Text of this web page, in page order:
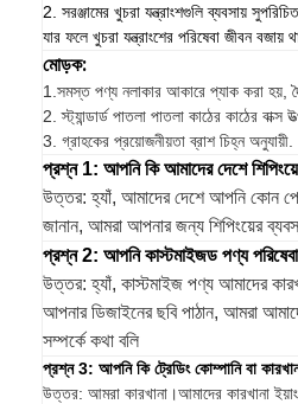
2. সরঞ্জামের খুচরা যন্ত্রাংশগুলি ব্যবসায়
যার ফলে খুচরা যন্ত্রাংশের পরিষেবা জীবন বজায়
মোড়ক:
1.সমস্ত পণ্য নলাকার আকারে প্যাক করা হয়,
2. স্ট্যান্ডার্ড পাতলা পাতলা কাঠের কাঠের বাক্স
3. গ্রাহকের প্রয়োজনীয়তা ব্রাশ চিহ্ন অনুযায়ী.
প্রশ্ন 1: আপনি কি আমাদের দেশে
উত্তর: হ্যাঁ, আমাদের দেশে আপনি কোন
জানান, আমরা আপনার জন্য শিপিংয়ের
প্রশ্ন 2: আপনি কাস্টমাইজড পণ্য
উত্তর: হ্যাঁ, কাস্টমাইজ পণ্য আমাদের
আপনার ডিজাইনের ছবি পাঠান, আমরা
সম্পর্কে কথা বলি
প্রশ্ন 3: আপনি কি ট্রেডিং কোম্পানি বা
উত্তর: আমরা কারখানা।আমাদের কারখানা